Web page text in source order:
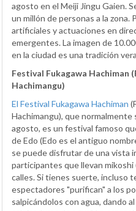
agosto en el Meiji Jingu Gaien.
un millón de personas a la
artificiales y actuaciones en
emergentes. La imagen de
en la ciudad es una tradición
Festival Fukagawa Hachiman
Hachimangu)
El Festival Fukagawa Hachiman
Hachimangu), que
agosto, es un festival famoso
de Edo (Edo es el antiguo
se puede disfrutar de una vista
participantes que llevan
calles. Si tienes suerte, incluso
espectadores "purifican" a los
salpicándolos con agua, dando